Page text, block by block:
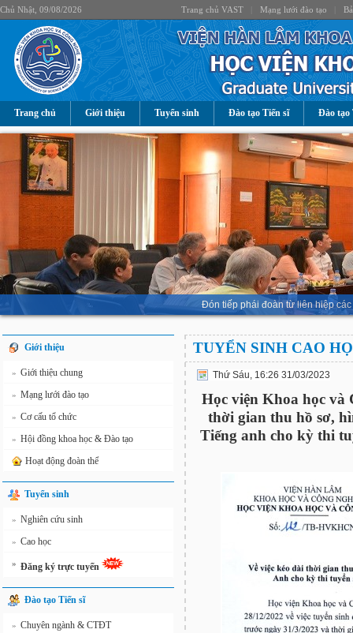
Chủ Nhật, 09/08/2026 Trang chủ VAST Mạng lưới đào tạo
Trang chủ Giới thiệu Tuyển sinh Đào tạo Tiến sĩ Đào tạo
Đón tiếp phái đoàn từ liên hiệp
Giới thiệu
» Giới thiệu chung
» Mạng lưới đào tạo
» Cơ cấu tổ chức
» Hội đồng khoa học & Đào tạo
Hoạt động đoàn thể
Tuyển sinh
» Nghiên cứu sinh
» Cao học
» Đăng ký trực tuyến
Đào tạo Tiến sĩ
» Chuyên ngành & CTĐT
TUYỂN SINH CAO
Thứ Sáu, 16:26 31/03/2023
Học viện Khoa học và
thời gian thu hồ sơ,
Tiếng anh cho kỳ thi